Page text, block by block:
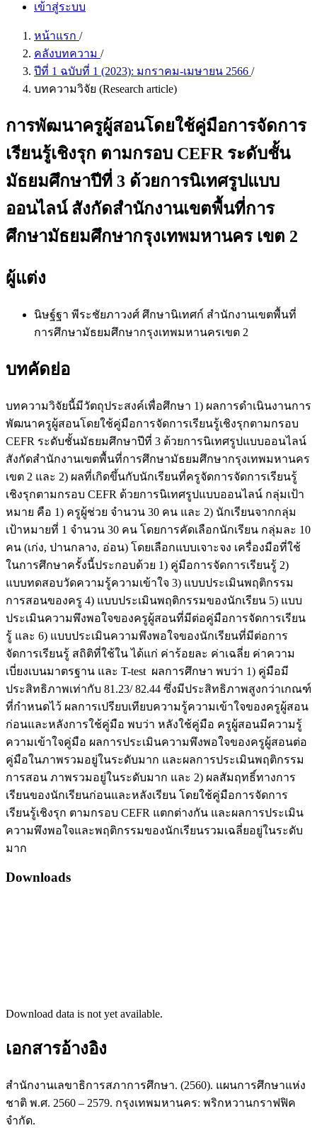
เข้าสู่ระบบ
หน้าแรก /
คลังบทความ /
ปีที่ 1 ฉบับที่ 1 (2023): มกราคม-เมษายน 2566 /
บทความวิจัย (Research article)
การพัฒนาครูผู้สอนโดยใช้คู่มือการจัดการ
เรียนรู้เชิงรุก ตามกรอบ CEFR ระดับชั้น
มัธยมศึกษาปีที่ 3 ด้วยการนิเทศรูปแบบ
ออนไลน์ สังกัดสำนักงานเขตพื้นที่การ
ศึกษามัธยมศึกษากรุงเทพมหานคร เขต 2
ผู้แต่ง
นิษฐ์ฐา พีระชัยภาวงศ์ ศึกษานิเทศก์ สำนักงานเขตพื้นที่
การศึกษามัธยมศึกษากรุงเทพมหานครเขต 2
บทคัดย่อ
บทความวิจัยนี้มีวัตถุประสงค์เพื่อศึกษา 1) ผลการดำเนินงานการ
พัฒนาครูผู้สอนโดยใช้คู่มือการจัดการเรียนรู้เชิงรุกตามกรอบ
CEFR ระดับชั้นมัธยมศึกษาปีที่ 3 ด้วยการนิเทศรูปแบบออนไลน์
สังกัดสำนักงานเขตพื้นที่การศึกษามัธยมศึกษากรุงเทพมหานคร
เขต 2 และ 2) ผลที่เกิดขึ้นกับนักเรียนที่ครูจัดการจัดการเรียนรู้
เชิงรุกตามกรอบ CEFR ด้วยการนิเทศรูปแบบออนไลน์ กลุ่มเป้า
หมาย คือ 1) ครูผู้ช่วย จำนวน 30 คน และ 2) นักเรียนจากกลุ่ม
เป้าหมายที่ 1 จำนวน 30 คน โดยการคัดเลือกนักเรียน กลุ่มละ 10
คน (เก่ง, ปานกลาง, อ่อน) โดยเลือกแบบเจาะจง เครื่องมือที่ใช้
ในการศึกษาครั้งนี้ประกอบด้วย 1) คู่มือการจัดการเรียนรู้ 2)
แบบทดสอบวัดความรู้ความเข้าใจ 3) แบบประเมินพฤติกรรม
การสอนของครู 4) แบบประเมินพฤติกรรมของนักเรียน 5) แบบ
ประเมินความพึงพอใจของครูผู้สอนที่มีต่อคู่มือการจัดการเรียน
รู้ และ 6) แบบประเมินความพึงพอใจของนักเรียนที่มีต่อการ
จัดการเรียนรู้ สถิติที่ใช้ใน ได้แก่ ค่าร้อยละ ค่าเฉลี่ย ค่าความ
เบี่ยงเบนมาตรฐาน และ T-test ผลการศึกษา พบว่า 1) คู่มือมี
ประสิทธิภาพเท่ากับ 81.23/ 82.44 ซึ่งมีประสิทธิภาพสูงกว่าเกณฑ์
ที่กำหนดไว้ ผลการเปรียบเทียบความรู้ความเข้าใจของครูผู้สอน
ก่อนและหลังการใช้คู่มือ พบว่า หลังใช้คู่มือ ครูผู้สอนมีความรู้
ความเข้าใจคู่มือ ผลการประเมินความพึงพอใจของครูผู้สอนต่อ
คู่มือในภาพรวมอยู่ในระดับมาก และผลการประเมินพฤติกรรม
การสอน ภาพรวมอยู่ในระดับมาก และ 2) ผลสัมฤทธิ์ทางการ
เรียนของนักเรียนก่อนและหลังเรียน โดยใช้คู่มือการจัดการ
เรียนรู้เชิงรุก ตามกรอบ CEFR แตกต่างกัน และผลการประเมิน
ความพึงพอใจและพฤติกรรมของนักเรียนรวมเฉลี่ยอยู่ในระดับ
มาก
Downloads
Download data is not yet available.
เอกสารอ้างอิง
สำนักงานเลขาธิการสภาการศึกษา. (2560). แผนการศึกษาแห่ง
ชาติ พ.ศ. 2560 – 2579. กรุงเทพมหานคร: พริกหวานกราฟฟิค
จำกัด.